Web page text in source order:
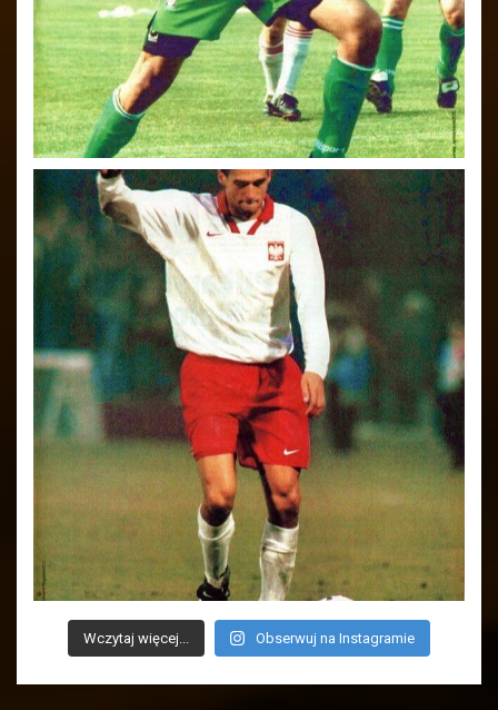
Wczytaj więcej... Obserwuj na Instagramie